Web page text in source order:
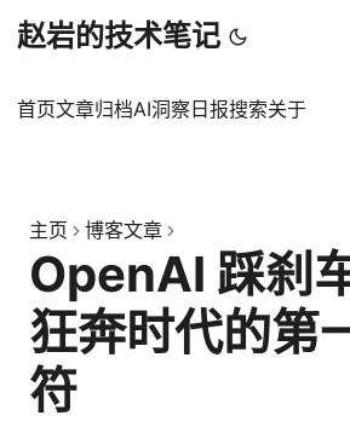
赵岩的技术笔记
首页文章归档AI洞察日报搜索关于
主页 博客文章
OpenAI 踩刹
狂奔时代的第
符